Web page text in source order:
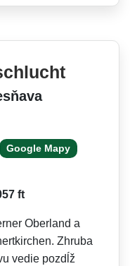
Google Mapy
ft
Oberland a
Zhruba
vedie pozdĺž